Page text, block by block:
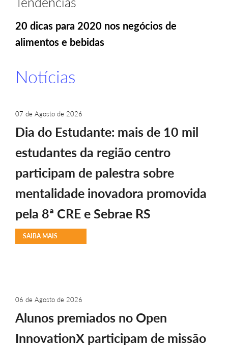
20 dicas para 2020 nos negócios de
alimentos e bebidas
Notícias
07 de Agosto de 2026
Dia do Estudante: mais de 10 mil
estudantes da região centro
participam de palestra sobre
mentalidade inovadora promovida
pela 8ª CRE e Sebrae RS
SAIBA MAIS
06 de Agosto de 2026
Alunos premiados no Open
InnovationX participam de missão